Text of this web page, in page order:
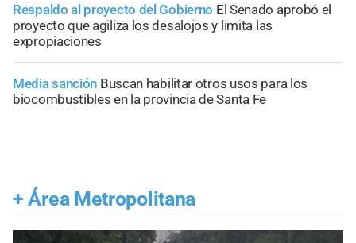
Respaldo al proyecto del Gobierno El Senado aprobó el
proyecto que agiliza los desalojos y limita las
expropiaciones
Media sanción Buscan habilitar otros usos para los
biocombustibles en la provincia de Santa Fe
+ Área Metropolitana